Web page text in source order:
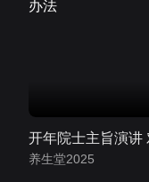
养生堂2025